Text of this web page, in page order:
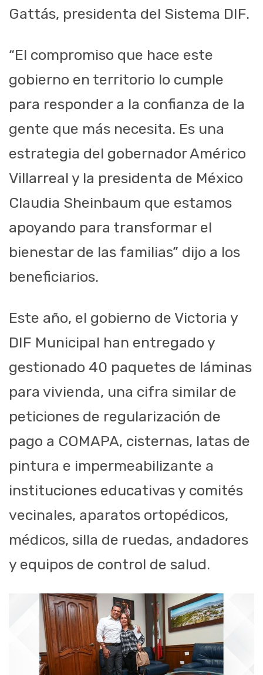
Gattás, presidenta del Sistema DIF.
“El compromiso que hace este
gobierno en territorio lo cumple
para responder a la confianza de la
gente que más necesita. Es una
estrategia del gobernador Américo
Villarreal y la presidenta de México
Claudia Sheinbaum que estamos
apoyando para transformar el
bienestar de las familias” dijo a los
beneficiarios.
Este año, el gobierno de Victoria y
DIF Municipal han entregado y
gestionado 40 paquetes de láminas
para vivienda, una cifra similar de
peticiones de regularización de
pago a COMAPA, cisternas, latas de
pintura e impermeabilizante a
instituciones educativas y comités
vecinales, aparatos ortopédicos,
médicos, silla de ruedas, andadores
y equipos de control de salud.